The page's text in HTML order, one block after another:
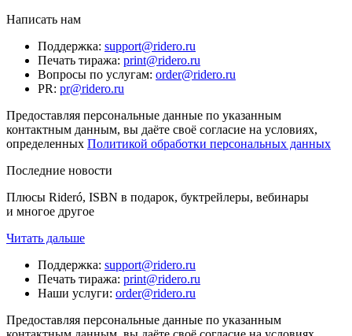
Написать нам
Поддержка: support@ridero.ru
Печать тиража: print@ridero.ru
Вопросы по услугам: order@ridero.ru
PR: pr@ridero.ru
Предоставляя персональные данные по указанным
контактным данным, вы даёте своё согласие на условиях,
определенных Политикой обработки персональных данных
Последние новости
Плюсы Rideró, ISBN в подарок, буктрейлеры, вебинары
и многое другое
Читать дальше
Поддержка: support@ridero.ru
Печать тиража: print@ridero.ru
Наши услуги: order@ridero.ru
Предоставляя персональные данные по указанным